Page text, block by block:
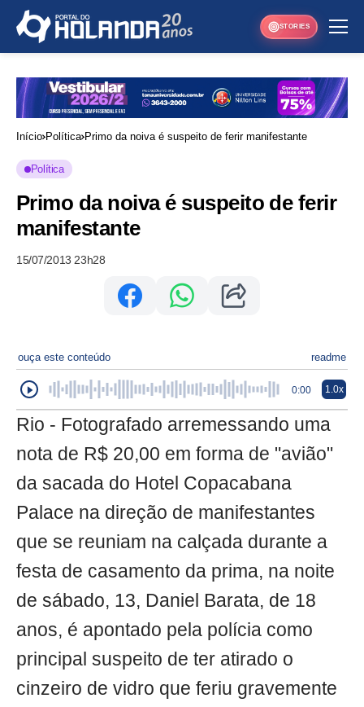
STORIES
Início Política Primo da noiva é suspeito de ferir manifestante
Política
Primo da noiva é suspeito de ferir
manifestante
15/07/2013 23h28
ouça este conteúdo readme
0:00 1.0x
Rio - Fotografado arremessando uma
nota de R$ 20,00 em forma de "avião"
da sacada do Hotel Copacabana
Palace na direção de manifestantes
que se reuniam na calçada durante a
festa de casamento da prima, na noite
de sábado, 13, Daniel Barata, de 18
anos, é apontado pela polícia como
principal suspeito de ter atirado o
cinzeiro de vidro que feriu gravemente